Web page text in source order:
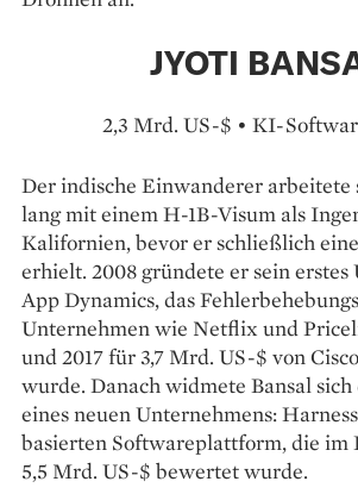
JYOTI
2,3 Mrd. US-$ • KI-
Der indische Einwanderer arbeitete
lang mit einem H-1B-Visum als
Kalifornien, bevor er schließlich
erhielt. 2008 gründete er sein
App Dynamics, das
Unternehmen wie Netflix und
und 2017 für 3,7 Mrd. US-$ von
wurde. Danach widmete Bansal
eines neuen Unternehmens:
basierten Softwareplattform, die im
5,5 Mrd. US-$ bewertet wurde.